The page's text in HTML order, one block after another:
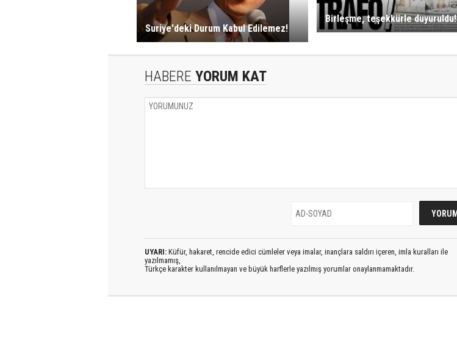
Suriye'deki Durum Kabul Edilemez!
Birleşme, teşekkürle duyuruldu!
HABERE YORUM KAT
UYARI: Küfür, hakaret, rencide edici cümleler veya imalar, inançlara saldırı içeren, imla kuralları ile
yazılmamış,
Türkçe karakter kullanılmayan ve büyük harflerle yazılmış yorumlar onaylanmamaktadır.